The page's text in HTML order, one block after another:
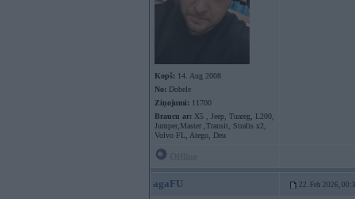
Kopš: 14. Aug 2008
No: Dobele
Ziņojumi: 11700
Braucu ar: X5 , Jeep, Tuareg, L200,
Jumper,Master ,Transit, Stralis x2,
Volvo FL, Atego, Deu
agaFU 22. Feb 2026,